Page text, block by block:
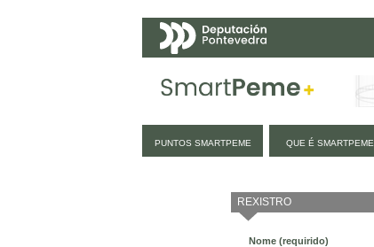
PUNTOS SMARTPEME QUE É SMARTPEME
REXISTRO
Nome (requirido)